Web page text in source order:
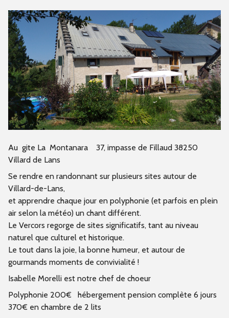
Au gite La Montanara 37, impasse de Fillaud 38250
Villard de Lans
Se rendre en randonnant sur plusieurs sites autour de
Villard-de-Lans,
et apprendre chaque jour en polyphonie (et parfois en plein
air selon la météo) un chant différent.
Le Vercors regorge de sites significatifs, tant au niveau
naturel que culturel et historique.
Le tout dans la joie, la bonne humeur, et autour de
gourmands moments de convivialité !
Isabelle Morelli est notre chef de choeur
Polyphonie 200€ hébergement pension complète 6 jours
370€ en chambre de 2 lits